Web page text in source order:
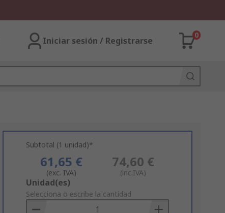
Iniciar sesión / Registrarse
0
Subtotal (1 unidad)*
61,65 €
(exc. IVA)
74,60 €
(inc.IVA)
Add
to
Basket
Unidad(es)
Selecciona o escribe la cantidad